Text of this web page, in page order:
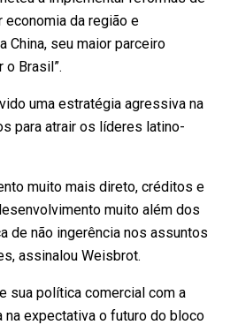
economia da região e
China, seu maior parceiro
o Brasil”.
uma estratégia agressiva na
para atrair os líderes latino-
muito mais direto, créditos e
muito além dos
de não ingerência nos assuntos
assinalou Weisbrot.
sua política comercial com a
na expectativa o futuro do bloco